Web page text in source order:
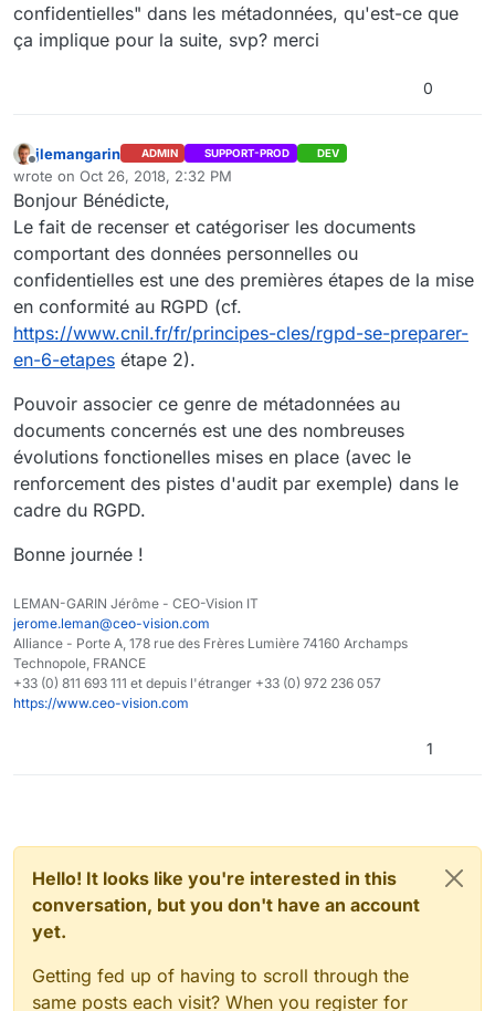
confidentielles" dans les métadonnées, qu'est-ce que
ça implique pour la suite, svp? merci
0
Offline
jlemangarin ADMIN SUPPORT-PROD DEV
wrote on Oct 26, 2018, 2:32 PM
last edited by
Bonjour Bénédicte,
Le fait de recenser et catégoriser les documents
comportant des données personnelles ou
confidentielles est une des premières étapes de la mise
en conformité au RGPD (cf.
https://www.cnil.fr/fr/principes-cles/rgpd-se-preparer-
en-6-etapes étape 2).
Pouvoir associer ce genre de métadonnées au
documents concernés est une des nombreuses
évolutions fonctionelles mises en place (avec le
renforcement des pistes d'audit par exemple) dans le
cadre du RGPD.
Bonne journée !
LEMAN-GARIN Jérôme - CEO-Vision IT
jerome.leman@ceo-vision.com
Alliance - Porte A, 178 rue des Frères Lumière 74160 Archamps
Technopole, FRANCE
+33 (0) 811 693 111 et depuis l'étranger +33 (0) 972 236 057
https://www.ceo-vision.com
1
Hello! It looks like you're interested in this
conversation, but you don't have an account
yet.
Getting fed up of having to scroll through the
same posts each visit? When you register for